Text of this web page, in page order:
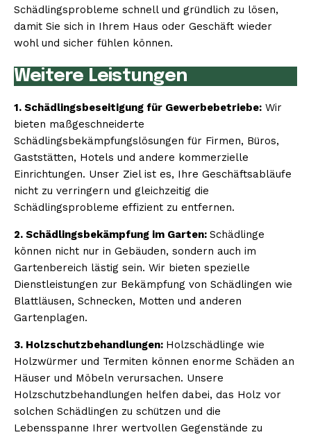
Schädlingsprobleme schnell und gründlich zu lösen,
damit Sie sich in Ihrem Haus oder Geschäft wieder
wohl und sicher fühlen können.
Weitere Leistungen
1. Schädlingsbeseitigung für Gewerbebetriebe: Wir
bieten maßgeschneiderte
Schädlingsbekämpfungslösungen für Firmen, Büros,
Gaststätten, Hotels und andere kommerzielle
Einrichtungen. Unser Ziel ist es, Ihre Geschäftsabläufe
nicht zu verringern und gleichzeitig die
Schädlingsprobleme effizient zu entfernen.
2. Schädlingsbekämpfung im Garten: Schädlinge
können nicht nur in Gebäuden, sondern auch im
Gartenbereich lästig sein. Wir bieten spezielle
Dienstleistungen zur Bekämpfung von Schädlingen wie
Blattläusen, Schnecken, Motten und anderen
Gartenplagen.
3. Holzschutzbehandlungen: Holzschädlinge wie
Holzwürmer und Termiten können enorme Schäden an
Häuser und Möbeln verursachen. Unsere
Holzschutzbehandlungen helfen dabei, das Holz vor
solchen Schädlingen zu schützen und die
Lebensspanne Ihrer wertvollen Gegenstände zu